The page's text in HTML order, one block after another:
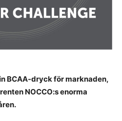
BCAA-dryck för marknaden,
NOCCO:s enorma